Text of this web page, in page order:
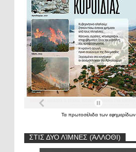
Τα πρωτοσέλιδα των εφημερίδων
ΣΤΙΣ ΔΥΟ ΛΊΜΝΕΣ (ΆΛΛΟΘΙ)